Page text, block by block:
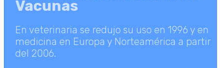
Vacunas
En veterinaria se redujo su uso en 1996 y en
medicina en Europa y Norteamérica a partir
del 2006.